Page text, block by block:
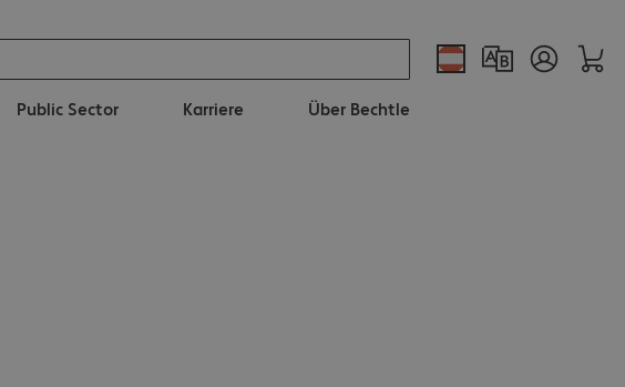
Public Sector Karriere Über Bechtle